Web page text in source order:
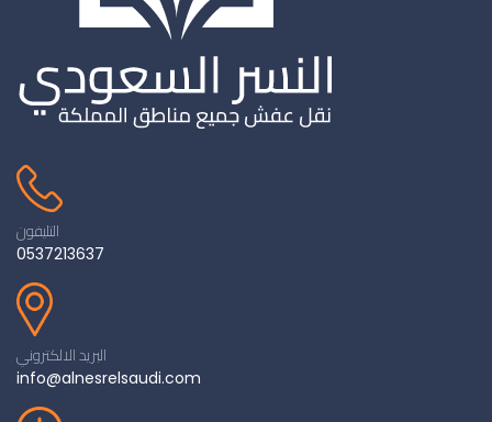
التليفون
0537213637
البريد الالكتروني
info@alnesrelsaudi.com